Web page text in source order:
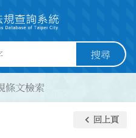
搜尋
條文檢索
keyboard_arrow_left 回上頁